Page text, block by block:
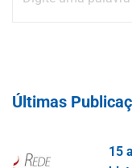
Últimas
15